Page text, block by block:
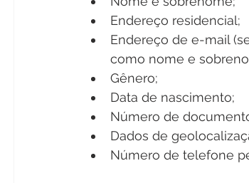
Endereço residencial;
Endereço de e-mail
como nome e
Gênero;
Data de nascimento;
Número de
Dados de
Número de telefone